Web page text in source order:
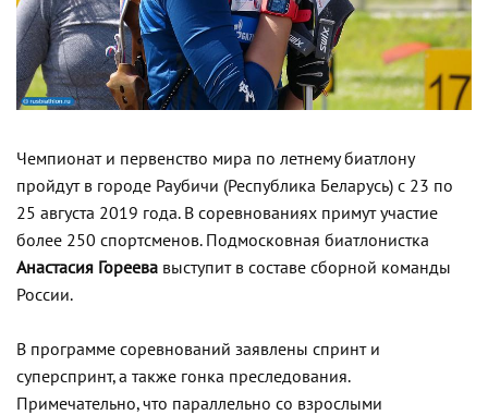
Чемпионат и первенство мира по летнему биатлону
пройдут в городе Раубичи (Республика Беларусь) с 23 по
25 августа 2019 года. В соревнованиях примут участие
более 250 спортсменов. Подмосковная биатлонистка
Анастасия Гореева выступит в составе сборной команды
России.
В программе соревнований заявлены спринт и
суперспринт, а также гонка преследования.
Примечательно, что параллельно со взрослыми